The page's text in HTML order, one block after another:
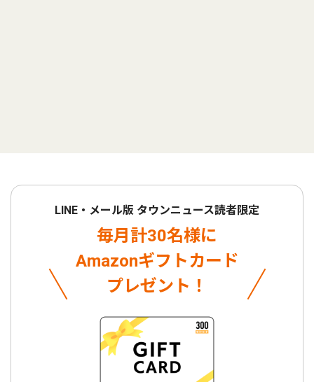
LINE・メール版 タウンニュース読者限定
毎月計30名様に
Amazonギフトカード
プレゼント！